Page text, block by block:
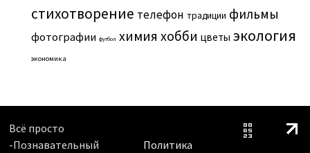
стихотворение телефон традиции фильмы
фотографии футбол химия хобби цветы экология
экономика
Всё просто
-Познавательный
Политика